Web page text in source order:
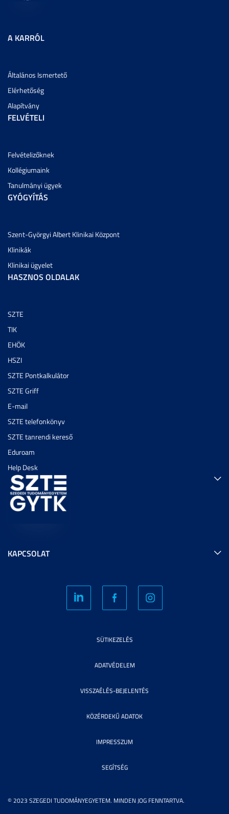
A KARRÓL
Általános Ismertető
Elérhetőség
Alapítvány
FELVÉTELI
Felvételizőknek
Kollégiumaink
Tanulmányi ügyek
GYÓGYÍTÁS
Szent-Györgyi Albert Klinikai Központ
Klinikák
Klinikai ügyelet
HASZNOS OLDALAK
SZTE
TIK
EHÖK
HSZI
SZTE Pontkalkulátor
SZTE Griff
E-mail
SZTE telefonkönyv
SZTE tanrendi kereső
Eduroam
Help Desk
KAPCSOLAT
© 2023 SZEGEDI TUDOMÁNYEGYETEM. MINDEN JOG FENNTARTVA.
SÜTIKEZELÉS
ADATVÉDELEM
VISSZAÉLÉS-BEJELENTÉS
KÖZÉRDEKŰ ADATOK
IMPRESSZUM
SEGÍTSÉG